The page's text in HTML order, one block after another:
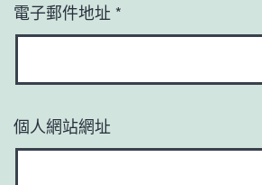
電子郵件地址 *
個人網站網址